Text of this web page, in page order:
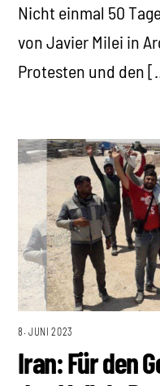
Nicht einmal 50
von Javier Milei in
Protesten und den
8. JUNI 2023
Iran: Für den